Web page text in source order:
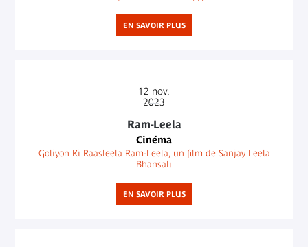
EN SAVOIR PLUS
12 nov.
2023
Ram-Leela
Cinéma
Goliyon Ki Raasleela Ram-Leela, un film de Sanjay Leela
Bhansali
EN SAVOIR PLUS